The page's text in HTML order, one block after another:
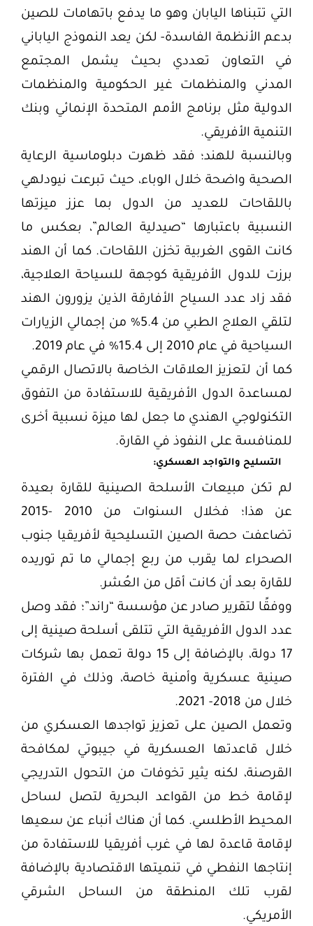
التي تتبناها اليابان وهو ما يدفع باتهامات للصين
بدعم الأنظمة الفاسدة- لكن يعد النموذج الياباني
في التعاون تعددي بحيث يشمل المجتمع
المدني والمنظمات غير الحكومية والمنظمات
الدولية مثل برنامج الأمم المتحدة الإنمائي وبنك
التنمية الأفريقي.
وبالنسبة للهند؛ فقد ظهرت دبلوماسية الرعاية
الصحية واضحة خلال الوباء، حيث تبرعت نيودلهي
باللقاحات للعديد من الدول بما عزز ميزتها
النسبية باعتبارها “صيدلية العالم”، بعكس ما
كانت القوى الغربية تخزن اللقاحات. كما أن الهند
برزت للدول الأفريقية كوجهة للسياحة العلاجية،
فقد زاد عدد السياح الأفارقة الذين يزورون الهند
لتلقي العلاج الطبي من 5.4% من إجمالي الزيارات
السياحية في عام 2010 إلى 15.4% في عام 2019.
كما أن لتعزيز العلاقات الخاصة بالاتصال الرقمي
لمساعدة الدول الأفريقية للاستفادة من التفوق
التكنولوجي الهندي ما جعل لها ميزة نسبية أخرى
للمنافسة على النفوذ في القارة.
التسليح والتواجد العسكري:
لم تكن مبيعات الأسلحة الصينية للقارة بعيدة
عن هذا؛ فخلال السنوات من 2010 -2015
تضاعفت حصة الصين التسليحية لأفريقيا جنوب
الصحراء لما يقرب من ربع إجمالي ما تم توريده
للقارة بعد أن كانت أقل من العُشر.
ووفقًا لتقرير صادر عن مؤسسة “راند”؛ فقد وصل
عدد الدول الأفريقية التي تتلقى أسلحة صينية إلى
17 دولة، بالإضافة إلى 15 دولة تعمل بها شركات
صينية عسكرية وأمنية خاصة، وذلك في الفترة
خلال من 2018- 2021.
وتعمل الصين على تعزيز تواجدها العسكري من
خلال قاعدتها العسكرية في جيبوتي لمكافحة
القرصنة، لكنه يثير تخوفات من التحول التدريجي
لإقامة خط من القواعد البحرية لتصل لساحل
المحيط الأطلسي. كما أن هناك أنباء عن سعيها
لإقامة قاعدة لها في غرب أفريقيا للاستفادة من
إنتاجها النفطي في تنميتها الاقتصادية بالإضافة
لقرب تلك المنطقة من الساحل الشرقي
الأمريكي.